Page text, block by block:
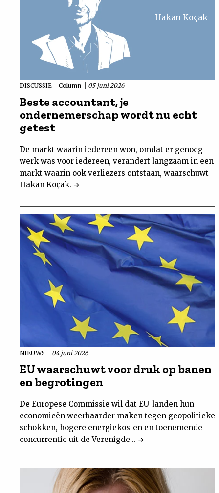
Hakan Koçak
DISCUSSIE Column 05 juni 2026
Beste accountant, je
ondernemerschap wordt nu echt
getest
De markt waarin iedereen won, omdat er genoeg
werk was voor iedereen, verandert langzaam in een
markt waarin ook verliezers ontstaan, waarschuwt
Hakan Koçak.
NIEUWS 04 juni 2026
EU waarschuwt voor druk op banen
en begrotingen
De Europese Commissie wil dat EU-landen hun
economieën weerbaarder maken tegen geopolitieke
schokken, hogere energiekosten en toenemende
concurrentie uit de Verenigde...